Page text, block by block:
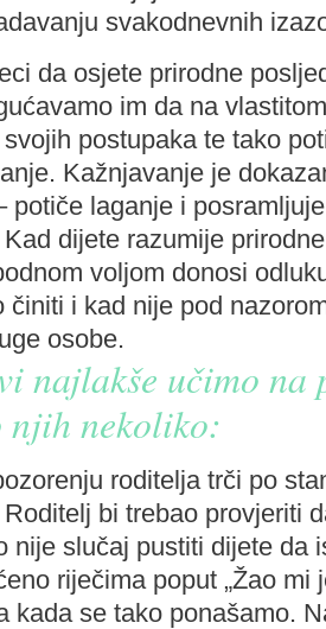
svakodnevnih
da osjete prirodne
im da na
postupaka te tako
Kažnjavanje je
potiče laganje i
dijete razumije
voljom donosi
činiti i kad nije pod
osobe.
najlakše učimo
njih nekoliko:
roditelja trči po
bi trebao provjeriti
nije slučaj pustiti dijete da
riječima poput „Žao mi
kada se tako ponašamo.